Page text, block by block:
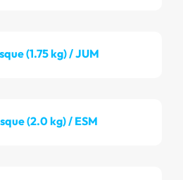
(1.75 kg) / JUM
(2.0 kg) / ESM